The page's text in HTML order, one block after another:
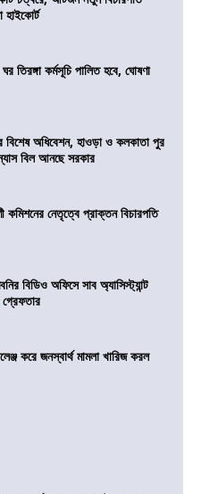
তিরঙ্গা কর্মসূচি পালিত হবে, ঘোষণা
বিশেষ অধিবেশন, হাওড়া ও কলকাতা পুর
বিল আনছে সরকার
কমিশনের নেতৃত্বে প্রাক্তন বিচারপতি
বিডিও অফিসে সাব অ্যাসিস্ট্যান্ট
গ্রেফতার
করে জনস্বার্থ মামলা খারিজ করল